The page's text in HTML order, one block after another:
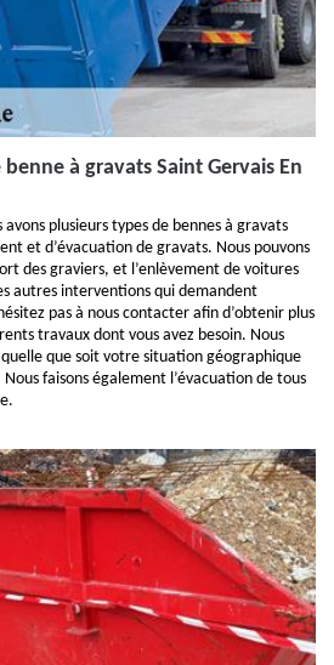
à gravats Saint Gervais En
plusieurs types de bennes à gravats
et d’évacuation de gravats. Nous pouvons
des graviers, et l’enlèvement de voitures
autres interventions qui demandent
pas à nous contacter afin d’obtenir plus
travaux dont vous avez besoin. Nous
que soit votre situation géographique
faisons également l’évacuation de tous